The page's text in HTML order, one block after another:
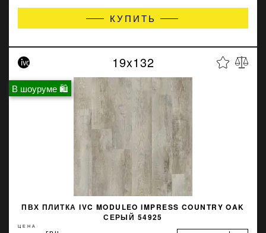
КУПИТЬ
В шоуруме 🛍
19x132
ПВХ ПЛИТКА IVC MODULEO IMPRESS COUNTRY OAK
СЕРЫЙ 54925
ЦЕНА